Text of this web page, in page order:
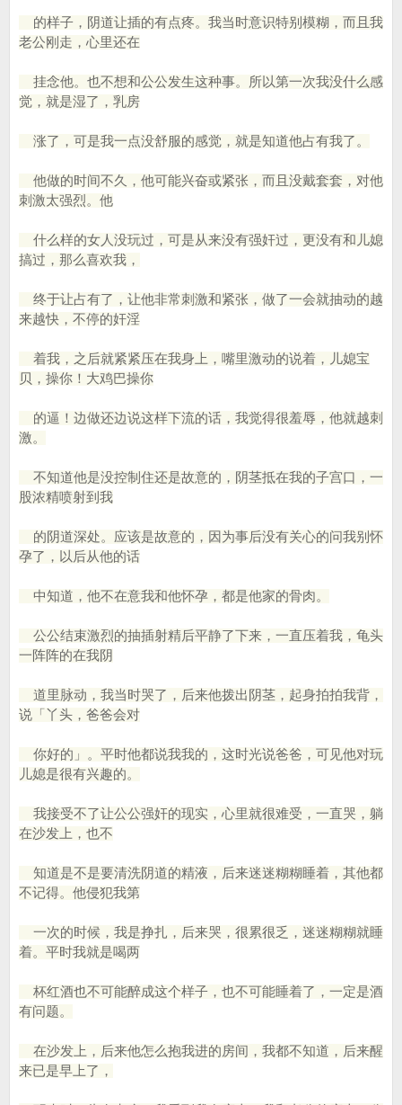
的样子，阴道让插的有点疼。我当时意识特别模糊，而且我
老公刚走，心里还在
挂念他。也不想和公公发生这种事。所以第一次我没什么感
觉，就是湿了，乳房
涨了，可是我一点没舒服的感觉，就是知道他占有我了。
他做的时间不久，他可能兴奋或紧张，而且没戴套套，对他
刺激太强烈。他
什么样的女人没玩过，可是从来没有强奸过，更没有和儿媳
搞过，那么喜欢我，
终于让占有了，让他非常刺激和紧张，做了一会就抽动的越
来越快，不停的奸淫
着我，之后就紧紧压在我身上，嘴里激动的说着，儿媳宝
贝，操你！大鸡巴操你
的逼！边做还边说这样下流的话，我觉得很羞辱，他就越刺
激。
不知道他是没控制住还是故意的，阴茎抵在我的子宫口，一
股浓精喷射到我
的阴道深处。应该是故意的，因为事后没有关心的问我别怀
孕了，以后从他的话
中知道，他不在意我和他怀孕，都是他家的骨肉。
公公结束激烈的抽插射精后平静了下来，一直压着我，龟头
一阵阵的在我阴
道里脉动，我当时哭了，后来他拨出阴茎，起身拍拍我背，
说「丫头，爸爸会对
你好的」。平时他都说我我的，这时光说爸爸，可见他对玩
儿媳是很有兴趣的。
我接受不了让公公强奸的现实，心里就很难受，一直哭，躺
在沙发上，也不
知道是不是要清洗阴道的精液，后来迷迷糊糊睡着，其他都
不记得。他侵犯我第
一次的时候，我是挣扎，后来哭，很累很乏，迷迷糊糊就睡
着。平时我就是喝两
杯红酒也不可能醉成这个样子，也不可能睡着了，一定是酒
有问题。
在沙发上，后来他怎么抱我进的房间，我都不知道，后来醒
来已是早上了，